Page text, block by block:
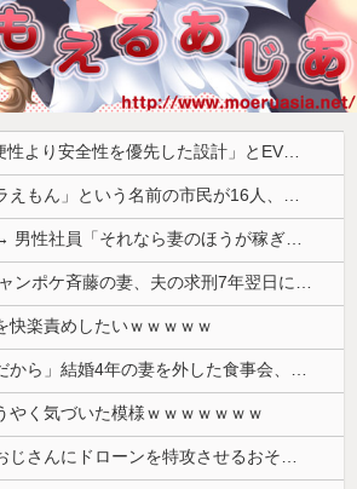
「BYD RACCOは利便性より安全性を優先した設計」とEV推進派がスカスカ構造を絶賛、これがRACCOの一番の特徴よな
インドネシアに「ドラえもん」という名前の市民が16人、「のび太」は181人
会社「君、転勤ね」→ 男性社員「それなら妻のほうが稼ぎいいんで辞めます」⇒ 結果・・・
【ネット騒然】 元ジャンポケ斉藤の妻、夫の求刑7年翌日にインスタ更新！その内容がガチでヤバすぎる…
快楽責めしたいｗｗｗｗｗ
「身内だけの集まりだから」結婚4年の妻を外した食事会、その義理の両親が泊まりに来ると言い出して
やく気づいた模様ｗｗｗｗｗｗｗ
【動画】野菜売りのおじさんにドローンを特攻させるおそロシア。